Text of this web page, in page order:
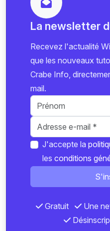
La newsletter
Recevez l'actualité
que les nouveaux
Crabe Info,
mail.
J'accepte la
les conditions
Gratuit
Une